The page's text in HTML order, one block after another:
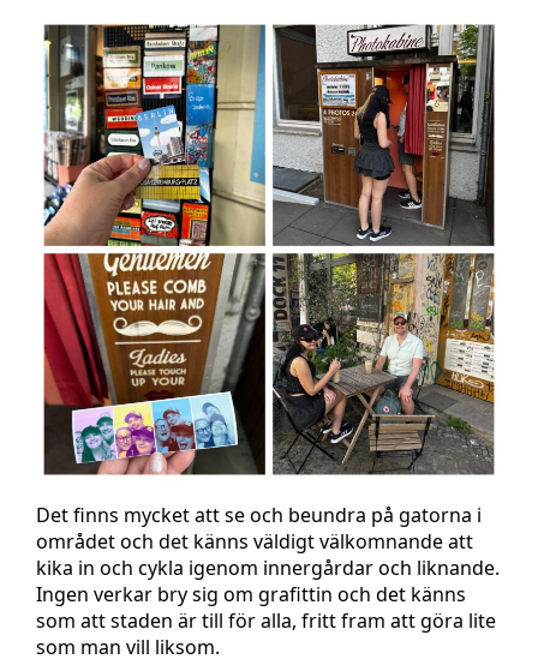
Det finns mycket att se och beundra på gatorna i
området och det känns väldigt välkomnande att
kika in och cykla igenom innergårdar och liknande.
Ingen verkar bry sig om grafittin och det känns
som att staden är till för alla, fritt fram att göra lite
som man vill liksom.